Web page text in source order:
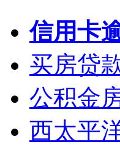
信用卡
买房贷
公积金
西太平